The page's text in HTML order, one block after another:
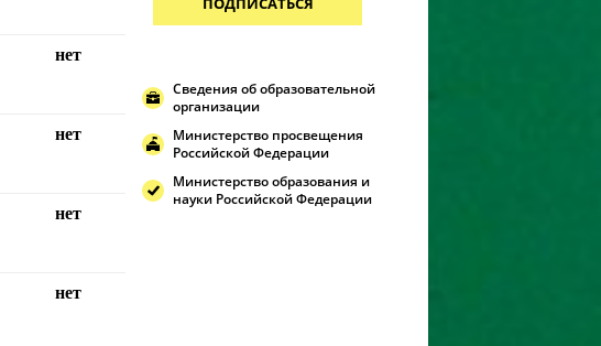
нет
нет
нет
нет
Сведения об образовательной
организации
Министерство просвещения
Российской Федерации
Министерство образования и
науки Российской Федерации